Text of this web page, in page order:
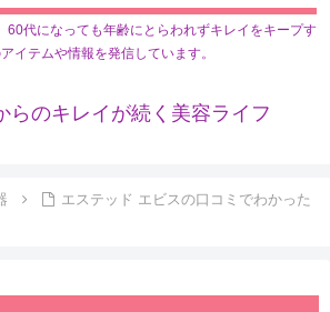
60代になっても年齢にとらわれずキレイをキープす
イテムや情報を発信しています。
らのキレイが続く美容ライフ
エステッド エビスの口コミでわかった